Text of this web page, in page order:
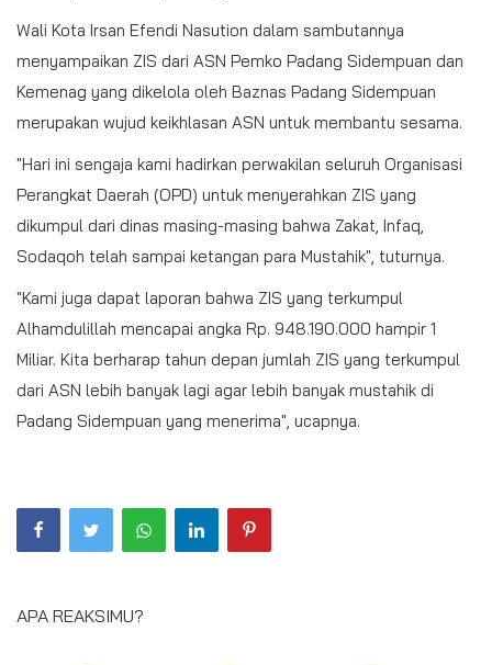
Wali Kota Irsan Efendi Nasution dalam sambutannya
menyampaikan ZIS dari ASN Pemko Padang Sidempuan dan
Kemenag yang dikelola oleh Baznas Padang Sidempuan
merupakan wujud keikhlasan ASN untuk membantu sesama.
"Hari ini sengaja kami hadirkan perwakilan seluruh Organisasi
Perangkat Daerah (OPD) untuk menyerahkan ZIS yang
dikumpul dari dinas masing-masing bahwa Zakat, Infaq,
Sodaqoh telah sampai ketangan para Mustahik", tuturnya.
"Kami juga dapat laporan bahwa ZIS yang terkumpul
Alhamdulillah mencapai angka Rp. 948.190.000 hampir 1
Miliar. Kita berharap tahun depan jumlah ZIS yang terkumpul
dari ASN lebih banyak lagi agar lebih banyak mustahik di
Padang Sidempuan yang menerima", ucapnya.
APA REAKSIMU?